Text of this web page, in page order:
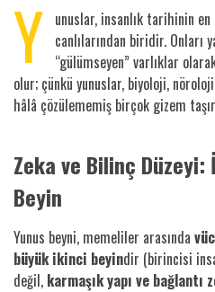
Y unuslar, insanlık tarihinin en
canlılarından biridir. Onları
“gülümseyen” varlıklar
olur; çünkü yunuslar, biyoloji,
hâlâ çözülememiş birçok gizem
Zeka ve Bilinç Düzeyi:
Beyin
Yunus beyni, memeliler arasında
büyük ikinci beyindir (birincisi
değil, karmaşık yapı ve bağlantı